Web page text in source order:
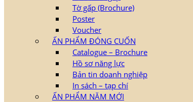
Tờ gấp (Brochure)
Poster
Voucher
ẤN PHẨM ĐÓNG CUỐN
Catalogue – Brochure
Hồ sơ năng lực
Bản tin doanh nghiệp
In sách – tạp chí
ẤN PHẨM NĂM MỚI